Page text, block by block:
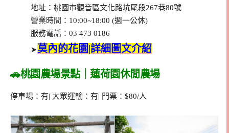
地址：桃園市觀音區文化路坑尾段267巷80號
營業時間：10:00~18:00 (週一公休)
服務電話：03 473 0186
➤莫內的花園|詳細圖文介紹
🚗桃園農場景點｜蓮荷園休閒農場
停車場：有| 大眾運輸：有| 門票：$80/人